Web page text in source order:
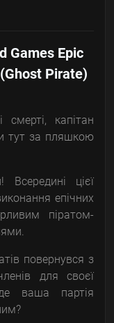
Games Epic
Pirate)
капітан
тут за пляшкою
Всередині цієї
епічних
піратом-
повернувся з
для своєї
ваша партія